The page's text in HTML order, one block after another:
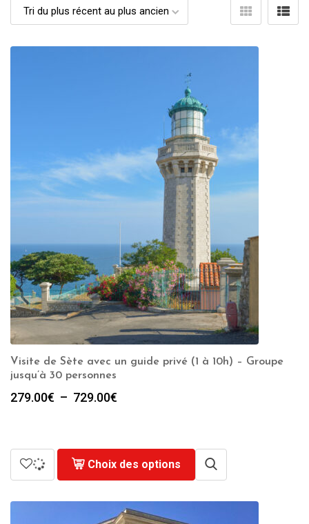
Visite de Sète avec un guide privé (1 à 10h) – Groupe
jusqu’à 30 personnes
279.00€ – 729.00€
à
Choix des options